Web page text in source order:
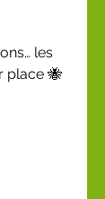
les
place 🐝